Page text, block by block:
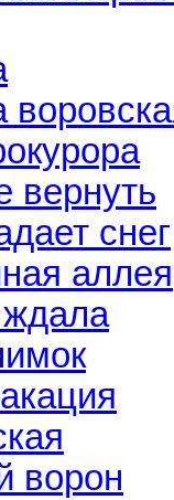
вернуть
снег
аллея
ворон